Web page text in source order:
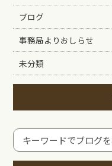
ブログ
事務局よりおしらせ
未分類